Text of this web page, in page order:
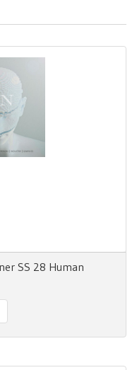
SS 28 Human